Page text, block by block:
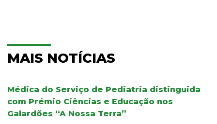
MAIS NOTÍCIAS
Médica do Serviço de Pediatria distinguida
com Prémio Ciências e Educação nos
Galardões “A Nossa Terra”